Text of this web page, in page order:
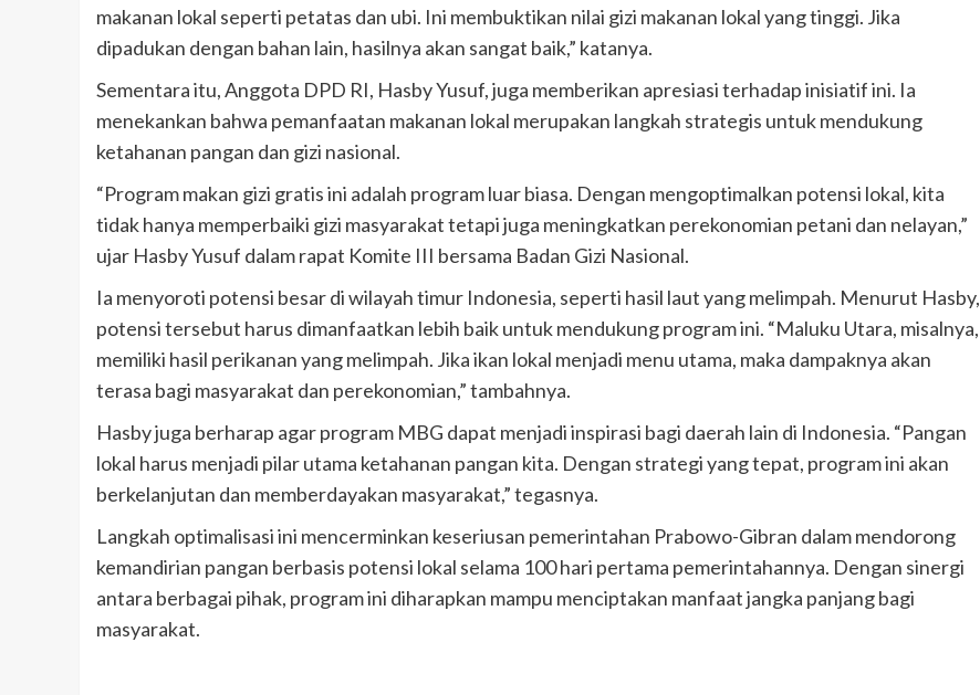
makanan lokal seperti petatas dan ubi. Ini membuktikan nilai gizi makanan lokal yang tinggi. Jika
dipadukan dengan bahan lain, hasilnya akan sangat baik,” katanya.
Sementara itu, Anggota DPD RI, Hasby Yusuf, juga memberikan apresiasi terhadap inisiatif ini. Ia
menekankan bahwa pemanfaatan makanan lokal merupakan langkah strategis untuk mendukung
ketahanan pangan dan gizi nasional.
“Program makan gizi gratis ini adalah program luar biasa. Dengan mengoptimalkan potensi lokal, kita
tidak hanya memperbaiki gizi masyarakat tetapi juga meningkatkan perekonomian petani dan nelayan,”
ujar Hasby Yusuf dalam rapat Komite III bersama Badan Gizi Nasional.
Ia menyoroti potensi besar di wilayah timur Indonesia, seperti hasil laut yang melimpah. Menurut Hasby,
potensi tersebut harus dimanfaatkan lebih baik untuk mendukung program ini. “Maluku Utara, misalnya,
memiliki hasil perikanan yang melimpah. Jika ikan lokal menjadi menu utama, maka dampaknya akan
terasa bagi masyarakat dan perekonomian,” tambahnya.
Hasby juga berharap agar program MBG dapat menjadi inspirasi bagi daerah lain di Indonesia. “Pangan
lokal harus menjadi pilar utama ketahanan pangan kita. Dengan strategi yang tepat, program ini akan
berkelanjutan dan memberdayakan masyarakat,” tegasnya.
Langkah optimalisasi ini mencerminkan keseriusan pemerintahan Prabowo-Gibran dalam mendorong
kemandirian pangan berbasis potensi lokal selama 100 hari pertama pemerintahannya. Dengan sinergi
antara berbagai pihak, program ini diharapkan mampu menciptakan manfaat jangka panjang bagi
masyarakat.